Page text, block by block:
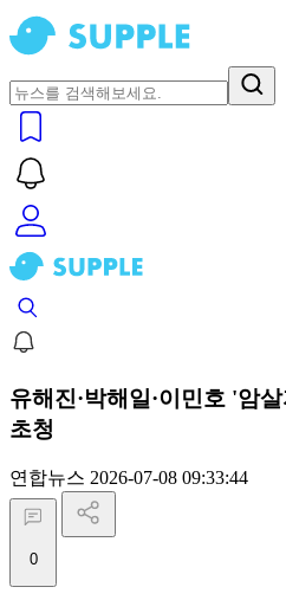
유해진·박해일·이민호 '암
초청
연합뉴스 2026-07-08 09:33:44
0